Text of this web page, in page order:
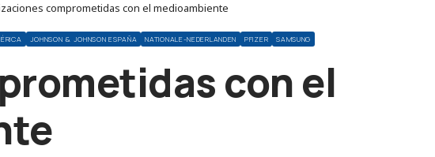
comprometidas con el medioambiente
JOHNSON & JOHNSON ESPAÑA NATIONALE-NEDERLANDEN PFIZER SAMSUNG
con el